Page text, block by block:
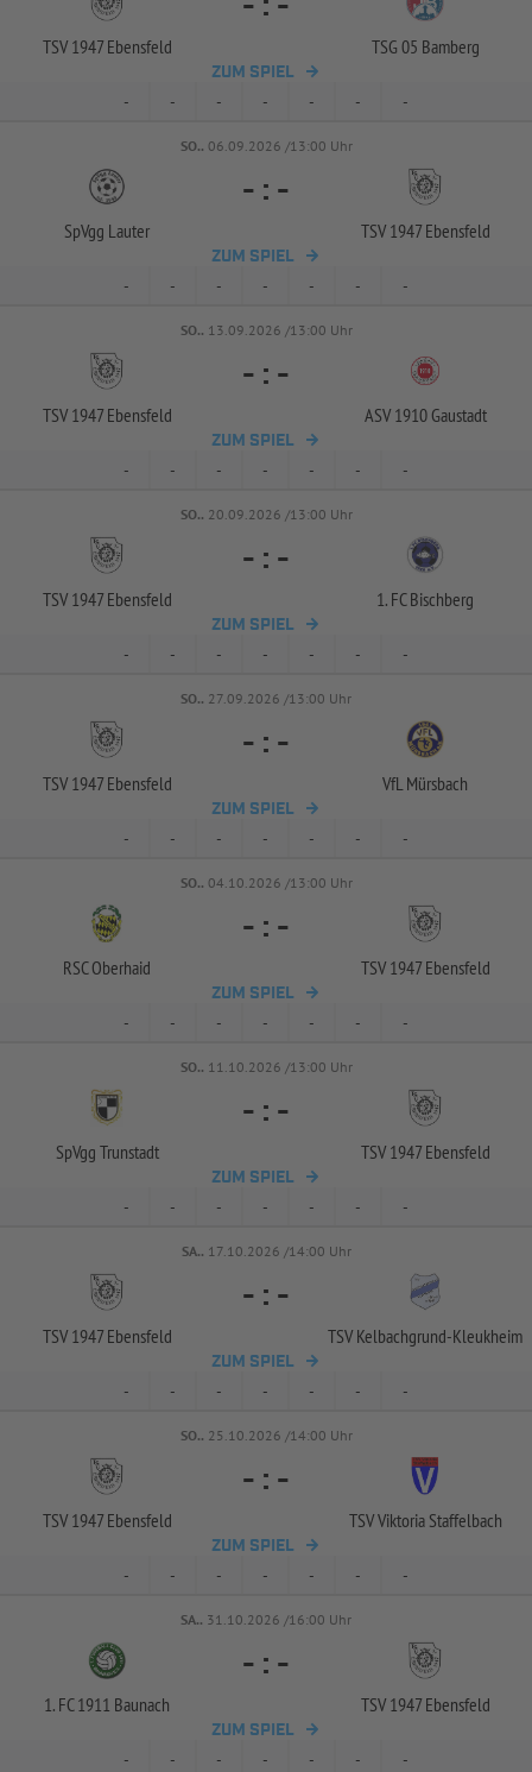
TSV 1947 Ebensfeld TSG 05 Bamberg
ZUM SPIEL
- - - - - - -
SO.. 06.09.2026 /13:00 Uhr
SpVgg Lauter
- : -
TSV 1947 Ebensfeld
ZUM SPIEL
- - - - - - -
SO.. 13.09.2026 /13:00 Uhr
TSV 1947 Ebensfeld
- : -
ASV 1910 Gaustadt
ZUM SPIEL
- - - - - - -
SO.. 20.09.2026 /13:00 Uhr
TSV 1947 Ebensfeld
- : -
1. FC Bischberg
ZUM SPIEL
- - - - - - -
SO.. 27.09.2026 /13:00 Uhr
TSV 1947 Ebensfeld
- : -
VfL Mürsbach
ZUM SPIEL
- - - - - - -
SO.. 04.10.2026 /13:00 Uhr
RSC Oberhaid
- : -
TSV 1947 Ebensfeld
ZUM SPIEL
- - - - - - -
SO.. 11.10.2026 /13:00 Uhr
SpVgg Trunstadt
- : -
TSV 1947 Ebensfeld
ZUM SPIEL
- - - - - - -
SA.. 17.10.2026 /14:00 Uhr
TSV 1947 Ebensfeld
- : -
TSV Kelbachgrund-Kleukheim
ZUM SPIEL
- - - - - - -
SO.. 25.10.2026 /14:00 Uhr
TSV 1947 Ebensfeld
- : -
TSV Viktoria Staffelbach
ZUM SPIEL
- - - - - - -
SA.. 31.10.2026 /16:00 Uhr
1. FC 1911 Baunach
- : -
TSV 1947 Ebensfeld
ZUM SPIEL
- - - - - - -